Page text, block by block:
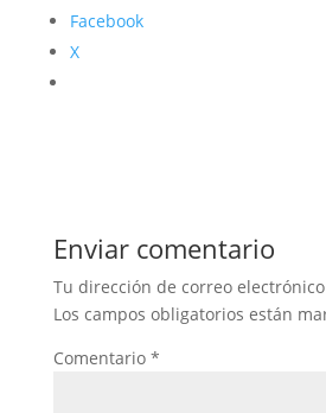
Facebook
X
Enviar comentario
Tu dirección de correo
Los campos obligatorios están
Comentario *